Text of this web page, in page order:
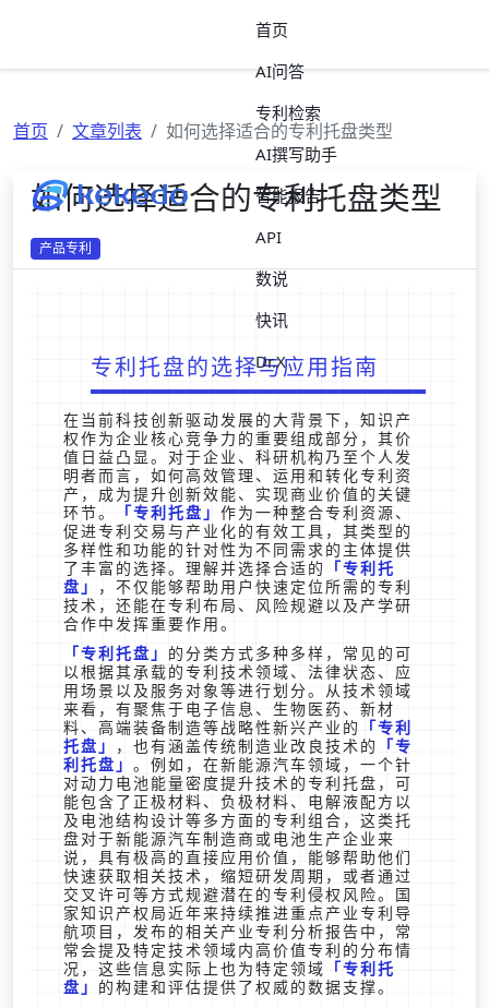
首页
AI问答
专利检索
AI撰写助手
智能报告
API
数说
快讯
Dr.X
首页 文章列表 如何选择适合的专利托盘类型
如何选择适合的专利托盘类型
产品专利
专利托盘的选择与应用指南
在当前科技创新驱动发展的大背景下，知识产
权作为企业核心竞争力的重要组成部分，其价
值日益凸显。对于企业、科研机构乃至个人发
明者而言，如何高效管理、运用和转化专利资
产，成为提升创新效能、实现商业价值的关键
环节。
专利托盘
作为一种整合专利资源、
促进专利交易与产业化的有效工具，其类型的
多样性和功能的针对性为不同需求的主体提供
了丰富的选择。理解并选择合适的
专利托
盘
，不仅能够帮助用户快速定位所需的专利
技术，还能在专利布局、风险规避以及产学研
合作中发挥重要作用。
专利托盘
的分类方式多种多样，常见的可
以根据其承载的专利技术领域、法律状态、应
用场景以及服务对象等进行划分。从技术领域
来看，有聚焦于电子信息、生物医药、新材
料、高端装备制造等战略性新兴产业的
专利
托盘
，也有涵盖传统制造业改良技术的
专
利托盘
。例如，在新能源汽车领域，一个针
对动力电池能量密度提升技术的专利托盘，可
能包含了正极材料、负极材料、电解液配方以
及电池结构设计等多方面的专利组合，这类托
盘对于新能源汽车制造商或电池生产企业来
说，具有极高的直接应用价值，能够帮助他们
快速获取相关技术，缩短研发周期，或者通过
交叉许可等方式规避潜在的专利侵权风险。国
家知识产权局近年来持续推进重点产业专利导
航项目，发布的相关产业专利分析报告中，常
常会提及特定技术领域内高价值专利的分布情
况，这些信息实际上也为特定领域
专利托
盘
的构建和评估提供了权威的数据支撑。